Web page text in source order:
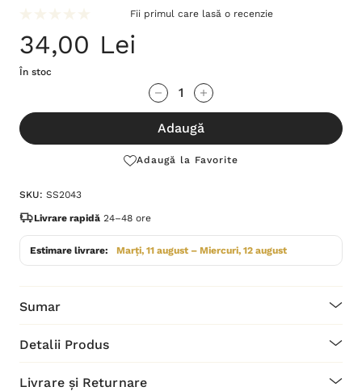
Fii primul care lasă o recenzie
34,00 Lei
În stoc
te!
Stocul
Adaugă
Adaugă la Favorite
SKU: SS2043
Livrare rapidă 24–48 ore
Estimare livrare: Marți, 11 august – Miercuri, 12 august
Sumar
Detalii Produs
Livrare și Returnare